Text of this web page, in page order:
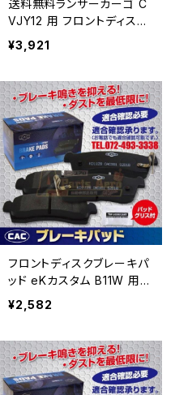
送料無料ランサーカーゴ C
VJY12 用 フロントディスク
ブレーキパッド左右 PA45
2 （ＣＡＣ）/専用グリス付
¥3,921
フロントディスクブレーキパ
ッド eKカスタム B11W 用
ブレーキパッド左右 （ＣＡ
Ｃ）/専用グリス付 HN-62
¥2,582